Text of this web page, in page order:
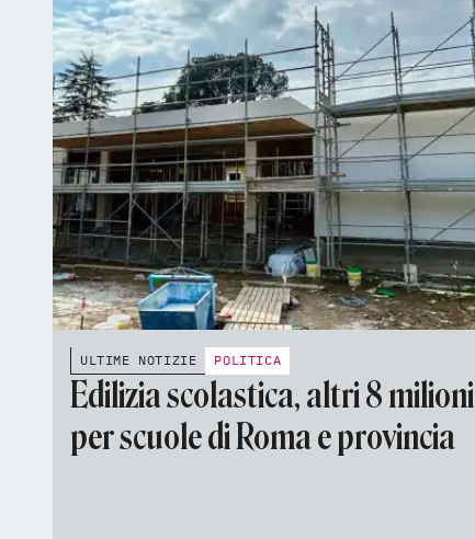
ULTIME NOTIZIE POLITICA
Edilizia scolastica, altri 8 milioni
per scuole di Roma e provincia